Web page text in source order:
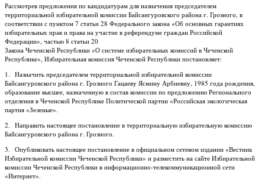
Рассмотрев предложения по кандидатурам для назначения председателем
территориальной избирательной комиссии Байсангуровского района г. Грозного, в
соответствии с пунктом 7 статьи 28 Федерального закона «Об основных гарантиях
избирательных прав и права на участие в референдуме граждан Российской
Федерации», частью 8 статьи 20
Закона Чеченской Республики «О системе избирательных комиссий в Чеченской
Республике», Избирательная комиссия Чеченской Республики постановляет:
1. Назначить председателем территориальной избирательной комиссии
Байсангуровского района г. Грозного Гацаеву Ясмину Арбиевну, 1985 года рождения,
образование высшее, назначенную в состав комиссии по предложению Регионального
отделения в Чеченской Республике Политической партии «Российская экологическая
партия «Зеленые».
2. Направить настоящее постановление в территориальную избирательную комиссию
Байсангуровского района г. Грозного.
3. Опубликовать настоящее постановление в официальном сетевом издании «Вестник
Избирательной комиссии Чеченской Республики» и разместить на сайте Избирательной
комиссии Чеченской Республики в информационно-телекоммуникационной сети
«Интернет».